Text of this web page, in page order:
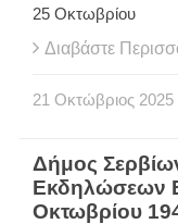
25 Οκτωβρίου
Διαβάστε
21 Οκτώβριος 2025
Δήμος
Εκδηλώσεων
Οκτωβρίου